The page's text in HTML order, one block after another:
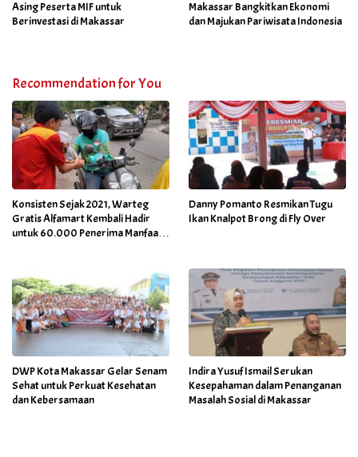
Asing Peserta MIF untuk
Berinvestasi di Makassar
Makassar Bangkitkan Ekonomi
dan Majukan Pariwisata Indonesia
Recommendation for You
Konsisten Sejak 2021, Warteg
Gratis Alfamart Kembali Hadir
untuk 60.000 Penerima Manfaat
Danny Pomanto Resmikan Tugu
Ikan Knalpot Brong di Fly Over
DWP Kota Makassar Gelar Senam
Sehat untuk Perkuat Kesehatan
dan Kebersamaan
Indira Yusuf Ismail Serukan
Kesepahaman dalam Penanganan
Masalah Sosial di Makassar